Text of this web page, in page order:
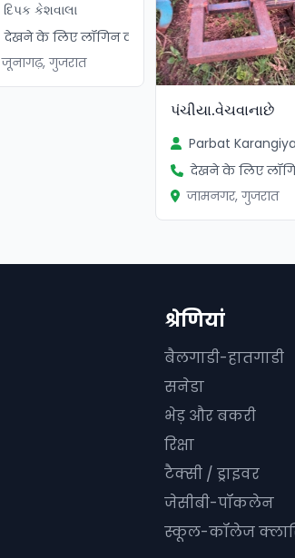
દિપક કેશવાલા
देखने के लिए लॉगिन करें
जूनागढ़, गुजरात
પંચીયા.વેચવાનાછે
Parbat Karangiya
देखने के लिए
जामनगर, गुजरात
श्रेणियां
बैलगाडी-हातगाडी
सनेडा
भेड़ और बकरी
रिक्षा
टैक्सी / ड्राइवर
जेसीबी-पॉकलेन
स्कूल-कॉलेज